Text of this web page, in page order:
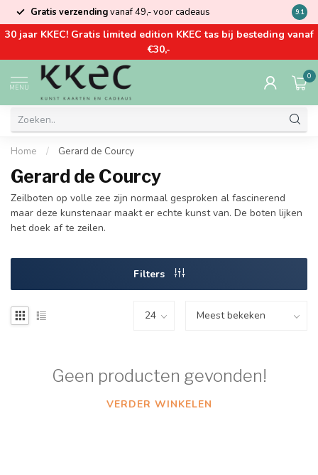
Gratis verzendingvanaf 49,- voor cadeaus Kom
9.1
30 jaar KKEC! Gratis limited edition KKEC tas bij besteding vanaf
€30,-
MENU
0
Home / Gerard de Courcy
Gerard de Courcy
Zeilboten op volle zee zijn normaal gesproken al fascinerend
maar deze kunstenaar maakt er echte kunst van. De boten lijken
het doek af te zeilen.
Filters
Geen producten gevonden!
VERDER WINKELEN